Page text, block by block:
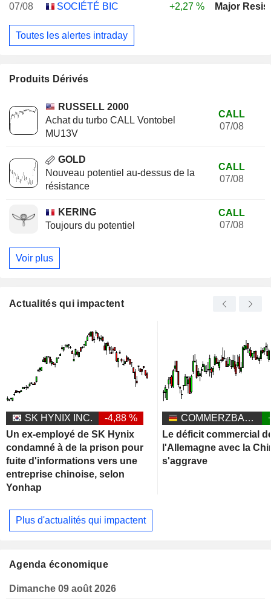
07/08
SOCIÉTÉ BIC +2,27 % Major
Toutes les alertes intraday
Produits Dérivés
RUSSELL 2000
Achat du turbo CALL Vontobel
MU13V
CALL
07/08
GOLD
Nouveau potentiel au-dessus de la
résistance
CALL
07/08
KERING
Toujours du potentiel
CALL
07/08
Voir plus
Actualités qui impactent
SK HYNIX INC.
-4,88 %
Un ex-employé de SK Hynix
condamné à de la prison pour
fuite d'informations vers une
entreprise chinoise, selon
Yonhap
COMMERZBANK AG
Le déficit commercial
l'Allemagne avec la
s'aggrave
Plus d'actualités qui impactent
Agenda économique
Dimanche 09 août 2026